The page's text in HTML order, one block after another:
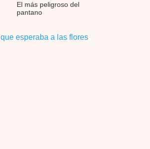
El más peligroso del
pantano